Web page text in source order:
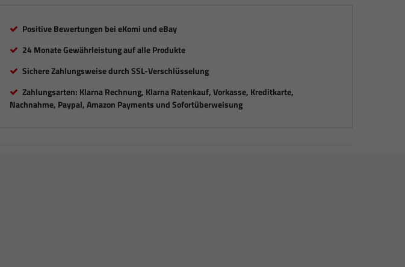
Positive Bewertungen bei eKomi und eBay
24 Monate Gewährleistung auf alle Produkte
Sichere Zahlungsweise durch SSL-Verschlüsselung
Zahlungsarten: Klarna Rechnung, Klarna Ratenkauf, Vorkasse, Kreditkarte,
Nachnahme, Paypal, Amazon Payments und Sofortüberweisung